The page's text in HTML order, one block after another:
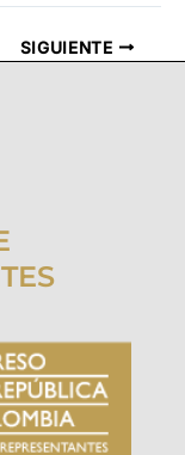
SIGUIENTE